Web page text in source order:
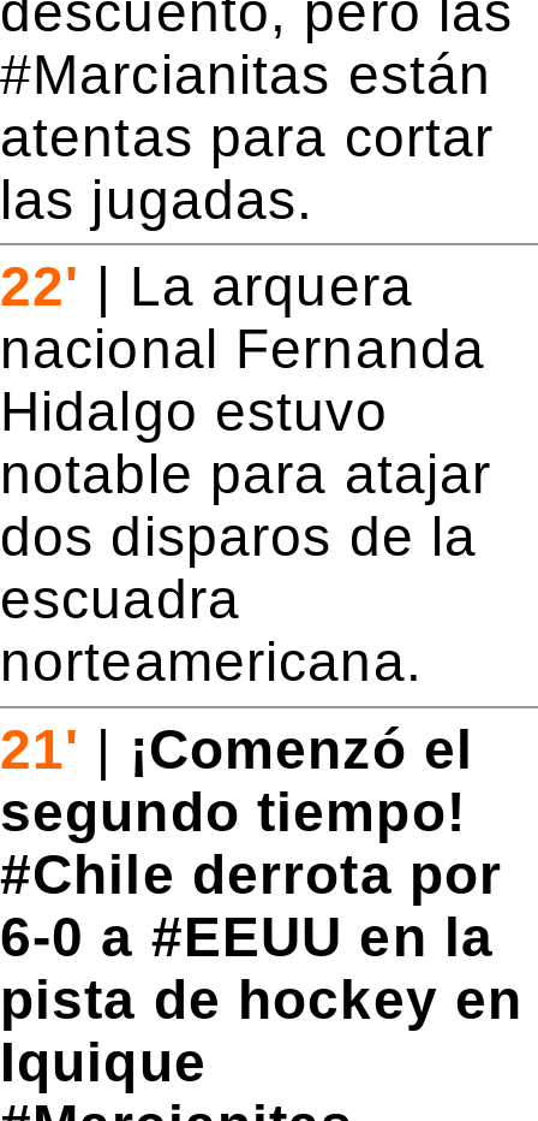
#Marcianitas están
atentas para cortar
las jugadas.
22' | La arquera
nacional Fernanda
Hidalgo estuvo
notable para atajar
dos disparos de la
escuadra
norteamericana.
21' | ¡Comenzó el
segundo tiempo!
#Chile derrota por
6-0 a #EEUU en la
pista de hockey en
Iquique